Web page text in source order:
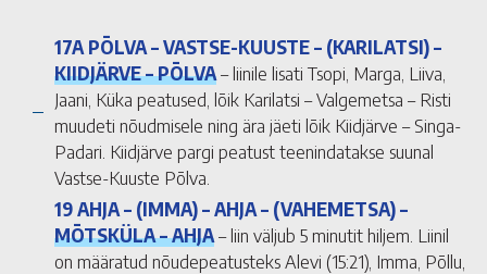
17A PÕLVA – VASTSE-KUUSTE – (KARILATSI) –
KIIDJÄRVE – PÕLVA– liinile lisati Tsopi, Marga, Liiva,
Jaani, Küka peatused, lõik Karilatsi – Valgemetsa – Risti
muudeti nõudmisele ning ära jäeti lõik Kiidjärve – Singa-
Padari. Kiidjärve pargi peatust teenindatakse suunal
Vastse-Kuuste Põlva.
19 AHJA – (IMMA) – AHJA – (VAHEMETSA) –
MÕTSKÜLA – AHJA– liin väljub 5 minutit hiljem. Liinil
on määratud nõudepeatusteks Alevi (15:21), Imma, Põllu,